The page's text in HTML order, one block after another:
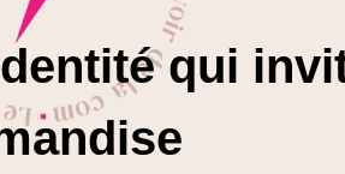
qui